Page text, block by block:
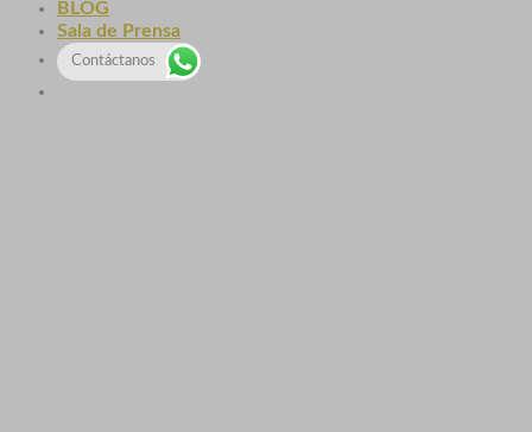
BLOG
Sala de Prensa
Contáctanos